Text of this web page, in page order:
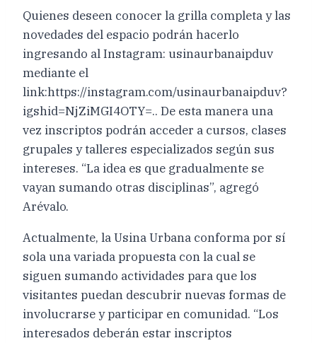
Quienes deseen conocer la grilla completa y las
novedades del espacio podrán hacerlo
ingresando al Instagram: usinaurbanaipduv
mediante el
link:https://instagram.com/usinaurbanaipduv?
igshid=NjZiMGI4OTY=.. De esta manera una
vez inscriptos podrán acceder a cursos, clases
grupales y talleres especializados según sus
intereses. “La idea es que gradualmente se
vayan sumando otras disciplinas”, agregó
Arévalo.
Actualmente, la Usina Urbana conforma por sí
sola una variada propuesta con la cual se
siguen sumando actividades para que los
visitantes puedan descubrir nuevas formas de
involucrarse y participar en comunidad. “Los
interesados deberán estar inscriptos